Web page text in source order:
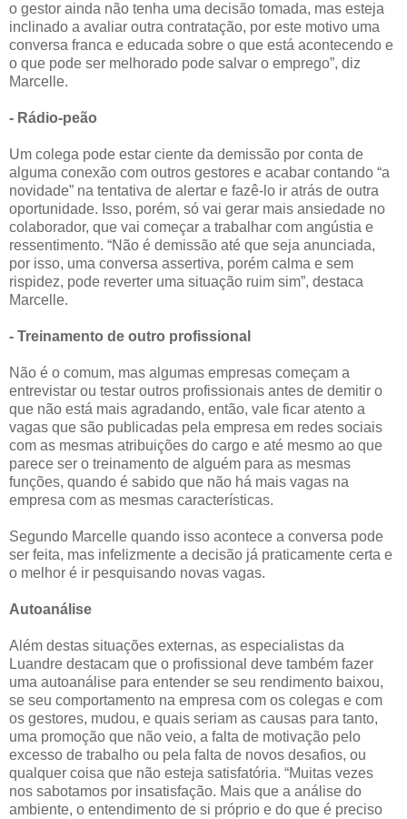
o gestor ainda não tenha uma decisão tomada, mas esteja
inclinado a avaliar outra contratação, por este motivo uma
conversa franca e educada sobre o que está acontecendo e
o que pode ser melhorado pode salvar o emprego”, diz
Marcelle.
- Rádio-peão
Um colega pode estar ciente da demissão por conta de
alguma conexão com outros gestores e acabar contando “a
novidade” na tentativa de alertar e fazê-lo ir atrás de outra
oportunidade. Isso, porém, só vai gerar mais ansiedade no
colaborador, que vai começar a trabalhar com angústia e
ressentimento. “Não é demissão até que seja anunciada,
por isso, uma conversa assertiva, porém calma e sem
rispidez, pode reverter uma situação ruim sim”, destaca
Marcelle.
- Treinamento de outro profissional
Não é o comum, mas algumas empresas começam a
entrevistar ou testar outros profissionais antes de demitir o
que não está mais agradando, então, vale ficar atento a
vagas que são publicadas pela empresa em redes sociais
com as mesmas atribuições do cargo e até mesmo ao que
parece ser o treinamento de alguém para as mesmas
funções, quando é sabido que não há mais vagas na
empresa com as mesmas características.
Segundo Marcelle quando isso acontece a conversa pode
ser feita, mas infelizmente a decisão já praticamente certa e
o melhor é ir pesquisando novas vagas.
Autoanálise
Além destas situações externas, as especialistas da
Luandre destacam que o profissional deve também fazer
uma autoanálise para entender se seu rendimento baixou,
se seu comportamento na empresa com os colegas e com
os gestores, mudou, e quais seriam as causas para tanto,
uma promoção que não veio, a falta de motivação pelo
excesso de trabalho ou pela falta de novos desafios, ou
qualquer coisa que não esteja satisfatória. “Muitas vezes
nos sabotamos por insatisfação. Mais que a análise do
ambiente, o entendimento de si próprio e do que é preciso